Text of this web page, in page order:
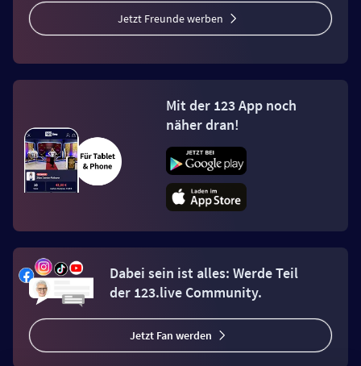
Jetzt Freunde werben
Mit der 123 App noch
näher dran!
Dabei sein ist alles: Werde Teil
der 123.live Community.
Jetzt Fan werden